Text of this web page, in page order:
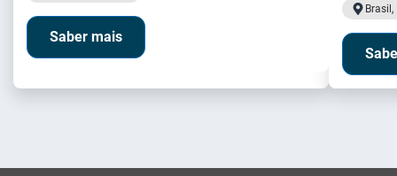
Saber mais
Brasil,